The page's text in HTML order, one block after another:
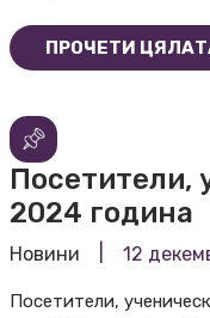
ПРОЧЕТИ
Посетители,
2024 година
Новини 12
Посетители,